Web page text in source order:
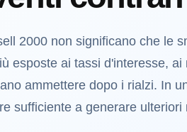
2000 non significano che le
esposte ai tassi d'interesse,
ammettere dopo i rialzi. In
sufficiente a generare ulteriori